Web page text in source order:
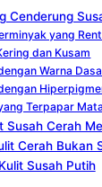
Cenderung
yang
dan Kusam
Warna
Terpapar
Susah Cerah
Cerah Bukan
Susah Putih